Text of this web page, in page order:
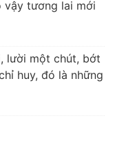
vậy tương lai mới
lười một chút, bớt
huy, đó là những